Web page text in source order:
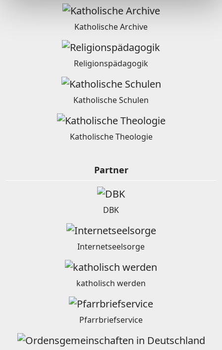
Katholische Archive
Religionspädagogik
Katholische Schulen
Katholische Theologie
Partner
DBK
Internetseelsorge
katholisch werden
Pfarrbriefservice